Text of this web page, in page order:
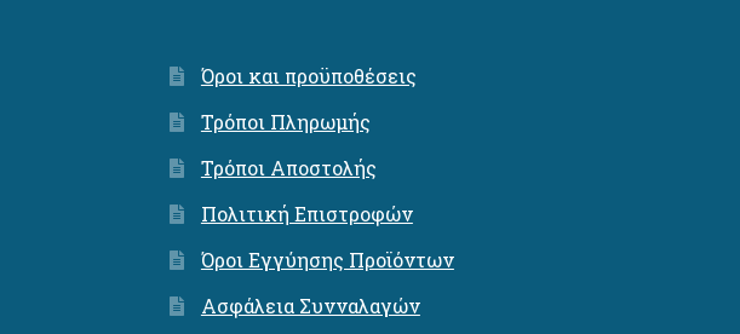
Όροι και προϋποθέσεις
Τρόποι Πληρωμής
Τρόποι Αποστολής
Πολιτική Επιστροφών
Όροι Εγγύησης Προϊόντων
Ασφάλεια Συνναλαγών